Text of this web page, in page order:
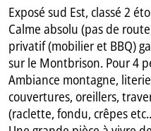
Exposé sud Est, classé 2
Calme absolu (pas de
privatif (mobilier et BBQ)
sur le Montbrison. Pour 4
Ambiance montagne,
couvertures, oreillers,
(raclette, fondu, crêpes